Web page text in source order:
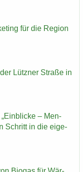
für die Re­gi­on
Lütz­ner Stra­ße in
– Men­
Schritt in die ei­ge­